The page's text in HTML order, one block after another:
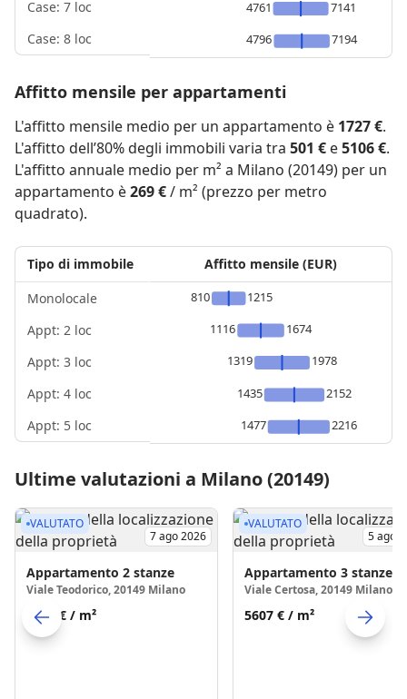
Case: 7 loc
Case: 8 loc
4761
7141
4796
7194
Affitto mensile per appartamenti
L'affitto mensile medio per un appartamento è 1727 €.
L'affitto dell’80% degli immobili varia tra 501 € e5106 €.
L'affitto annuale medio per m² a Milano (20149) per un
appartamento è269 €/ m² (prezzo per metro
quadrato).
Tipo di immobile
Monolocale
Appt: 2 loc
Appt: 3 loc
Appt: 4 loc
Appt: 5 loc
Affitto mensile (EUR)
810
1215
1116
1674
1319
1978
1435
2152
1477
2216
Ultime valutazioni a Milano (20149)
VALUTATO
7 ago 2026
Appartamento 2 stanze
Viale Teodorico, 20149 Milano
5669 € / m²
VALUTATO
5 ago
Appartamento 3 stanze
Viale Certosa, 20149 Milano
5607 € / m²